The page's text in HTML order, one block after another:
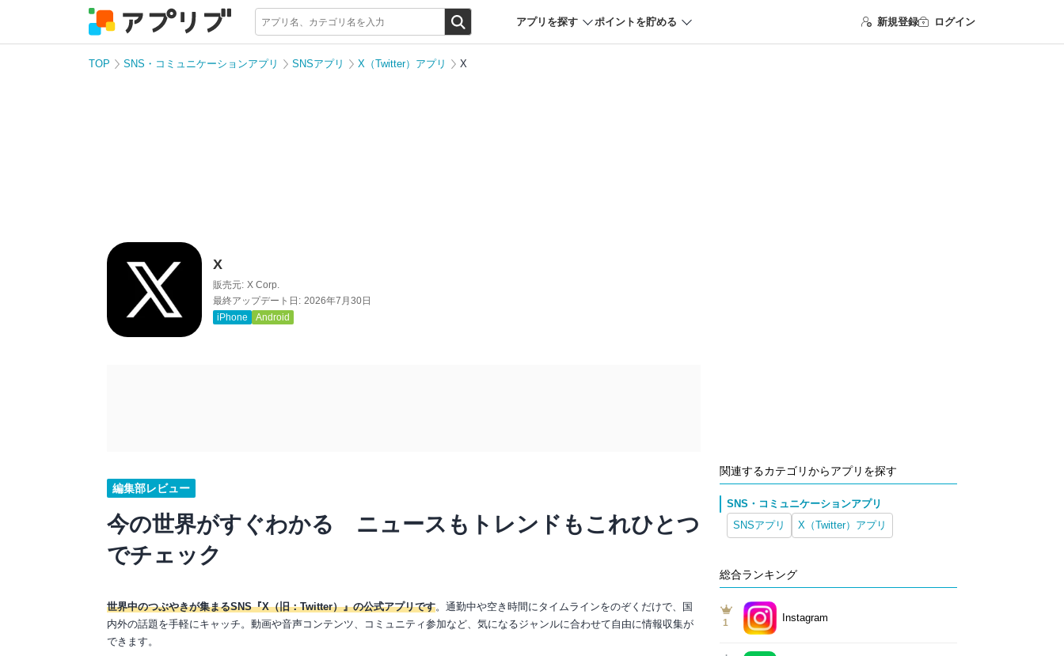
アプリを探す ポイントを貯める 新規登録 ログイン
TOP SNS・コミュニケーションアプリ SNSアプリ X（Twitter）アプリ X
X
販売元: X Corp.
最終アップデート日: 2026年7月30日
iPhone
Android
編集部レビュー
今の世界がすぐわかる ニュースもトレンドもこれひとつ
でチェック
世界中のつぶやきが集まるSNS『X（旧：Twitter）』の公式アプリです。通勤中や空き時間にタイムラインをのぞくだけで、国
内外の話題を手軽にキャッチ。動画や音声コンテンツ、コミュニティ参加など、気になるジャンルに合わせて自由に情報収集が
できます。
関連するカテゴリからアプリを探す
SNS・コミュニケーションアプリ
SNSアプリ
X（Twitter）アプリ
総合ランキング
1 Instagram